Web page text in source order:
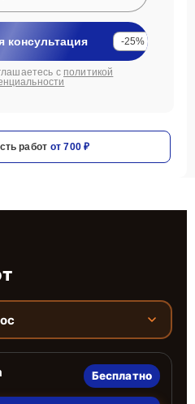
консультация -25%
с политикой
работ от 700 ₽
Бесплатно